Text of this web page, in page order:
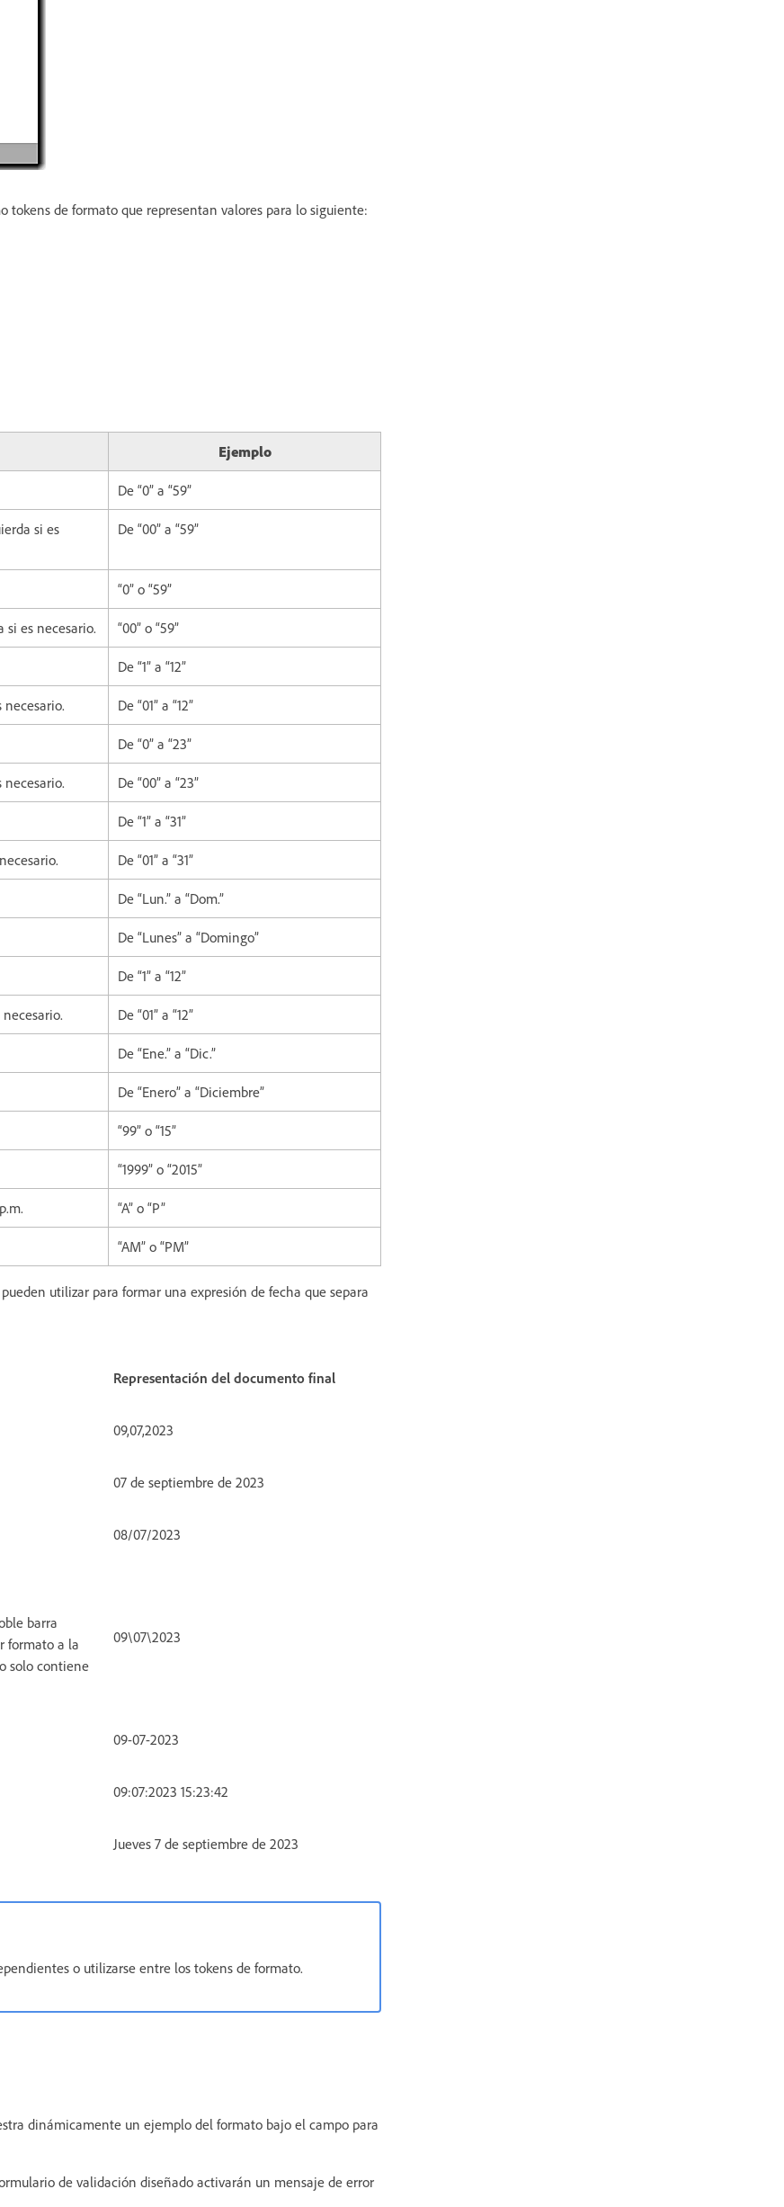
de formato que representan valores para lo siguiente:
Ejemplo
De “0” a “59”
si es
De “00” a “59”
“0” o “59”
es necesario. “00” o “59”
De “1” a “12”
De “01” a “12”
De “0” a “23”
De “00” a “23”
De “1” a “31”
De “01” a “31”
De “Lun.” a “Dom.”
De “Lunes” a “Domingo”
De “1” a “12”
De “01” a “12”
De “Ene.” a “Dic.”
De “Enero” a “Diciembre”
“99” o “15”
“1999” o “2015”
“A” o “P”
“AM” o “PM”
utilizar para formar una expresión de fecha que separa
Representación del documento final
09,07,2023
07 de septiembre de 2023
08/07/2023
barra
formato a la
solo contiene
09\07\2023
09-07-2023
09:07:2023 15:23:42
Jueves 7 de septiembre de 2023
o utilizarse entre los tokens de formato.
dinámicamente un ejemplo del formato bajo el campo para
de validación diseñado activarán un mensaje de error